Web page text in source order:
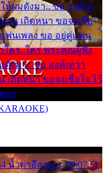
ห้ผมดังมา.. ขอ องค์เท
น เถิดหนา ขอจงเชื่อ
ฟนเพลง ขอ อยู่คู่แฟน
ใคร..ใคร พระคุณผู้ฟัง
งมา.. ขอ องค์เทวา
ถิดหนา ขอจงเชื่อใจ ไว้
ลง
น้ำตาอีสาน 3. 00:07:51